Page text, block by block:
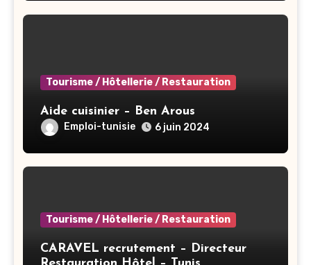
Tourisme / Hôtellerie / Restauration
Aide cuisinier – Ben Arous
Emploi-tunisie 6 juin 2024
Tourisme / Hôtellerie / Restauration
CARAVEL recrutement – Directeur